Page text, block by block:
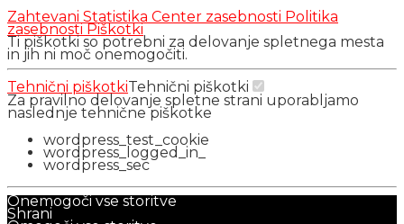
Zahtevani Statistika Center zasebnosti Politika
zasebnosti Piškotki
Ti piškotki so potrebni za delovanje spletnega mesta
in jih ni moč onemogočiti.
Tehnični piškotkiTehnični piškotki
Za pravilno delovanje spletne strani uporabljamo
naslednje tehnične piškotke
wordpress_test_cookie
wordpress_logged_in_
wordpress_sec
Onemogoči vse storitve
Shrani